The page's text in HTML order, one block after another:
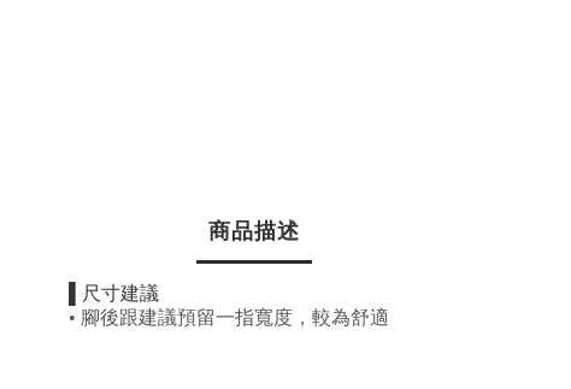
商品描述
尺寸建議
• 腳後跟建議預留一指寬度，較為舒適